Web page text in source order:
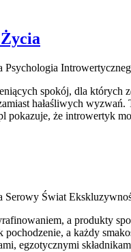
Psychologia
spokój, dla
hałaśliwych
pokazuje, że introwertyk
Serowy Świat
a produkty
a każdy
egzotycznymi